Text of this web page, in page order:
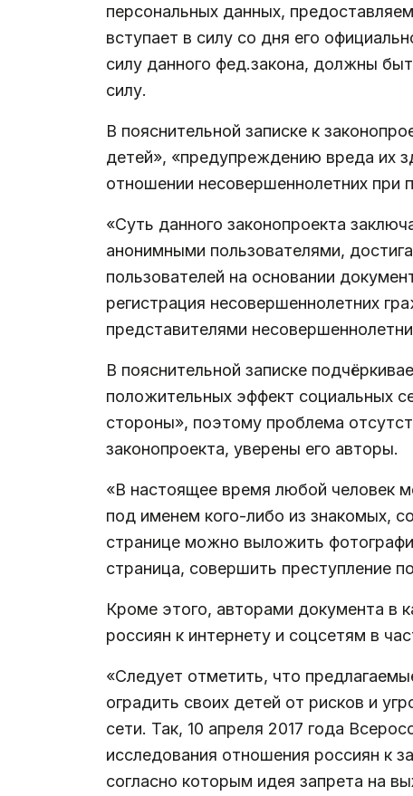
персональных данных,
вступает в силу со дня его
силу данного фед.закона, должны
силу.
В пояснительной записке к
детей», «предупреждению вреда их
отношении несовершеннолетних при
«Суть данного законопроекта
анонимными пользователями,
пользователей на основании
регистрация несовершеннолетних
представителями
В пояснительной записке
положительных эффект социальных
стороны», поэтому проблема
законопроекта, уверены его авторы.
«В настоящее время любой человек
под именем кого-либо из знакомых,
странице можно выложить
страница, совершить преступление
Кроме этого, авторами документа в
россиян к интернету и соцсетям в
«Следует отметить, что
оградить своих детей от рисков и
сети. Так, 10 апреля 2017 года
исследования отношения россиян к
согласно которым идея запрета на